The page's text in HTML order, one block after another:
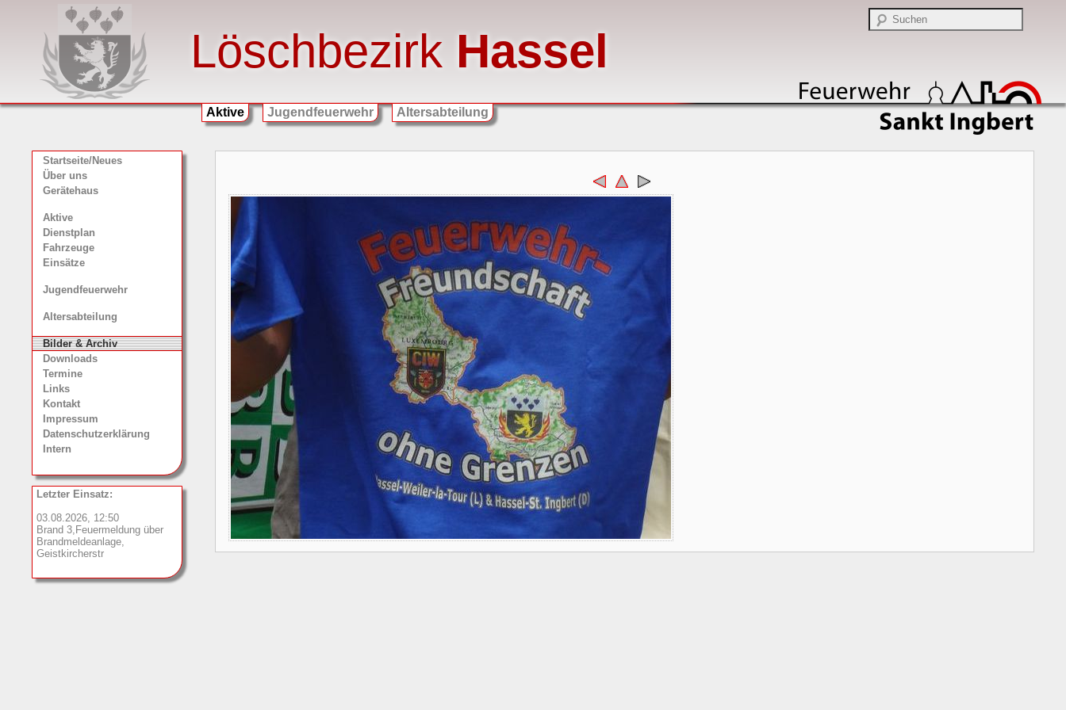
Löschbezirk Hassel
Aktive Jugendfeuerwehr Altersabteilung
Startseite/Neues
Über uns
Gerätehaus
Aktive
Dienstplan
Fahrzeuge
Einsätze
Jugendfeuerwehr
Altersabteilung
Bilder & Archiv
Downloads
Termine
Links
Kontakt
Impressum
Datenschutzerklärung
Intern
Letzter Einsatz:
03.08.2026, 12:50
Brand 3,Feuermeldung über
Brandmeldeanlage,
Geistkircherstr